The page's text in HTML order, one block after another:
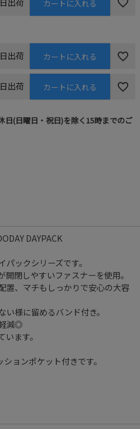
カートに入れる
出荷 カートに入れる
出荷 カートに入れる
日(日曜日・祝日)を除く15時までのご
DAYPACK
ックシリーズです。
閉しやすいファスナーを使用。
置、マチもしっかりで安心の大容
様に留めるバンド付き。
減◎
ます。
ョンポケット付きです。